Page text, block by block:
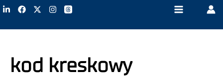
kod kreskowy